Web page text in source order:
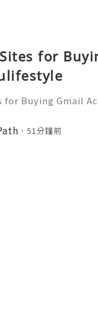
for
for Buying Gmail
Learn how
51分鐘前